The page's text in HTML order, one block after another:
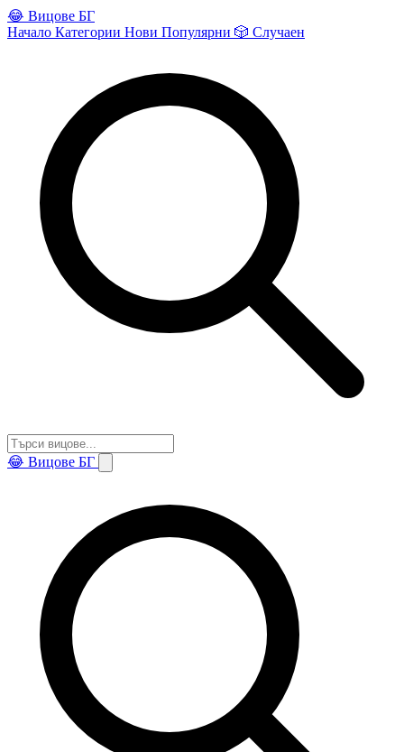
😂 Вицове БГ
Начало Категории Нови Популярни 🎲 Случаен
😂 Вицове БГ